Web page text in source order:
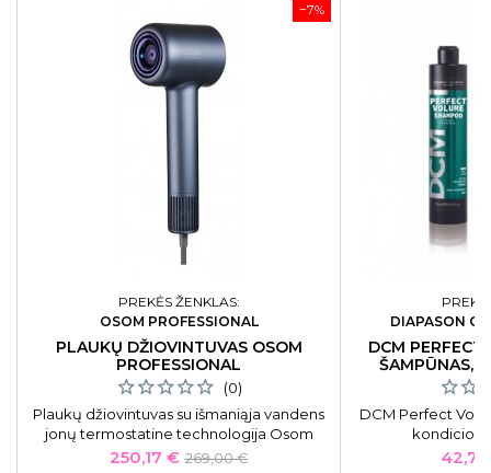
−7%
PREKĖS ŽENKLAS:
OSOM PROFESSIONAL
PLAUKŲ DŽIOVINTUVAS OSOM
PROFESSIONAL
(0)
Plaukų džiovintuvas su išmaniąja vandens
jonų termostatine technologija Osom
Professional OSOMHL9HD, 1600 W, pilkas
Kaina
250,17 € Bazinė
269,00 €
DIAPASON
DCM PERFECT
ŠAMPŪNAS,
DCM Perfect
Kaina